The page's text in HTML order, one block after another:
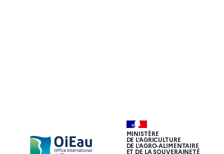
MINISTÈRE
DE L'AGRICULTURE
DE L'AGRO-ALIMENTAIRE
ET DE LA SOUVERAINETÉ